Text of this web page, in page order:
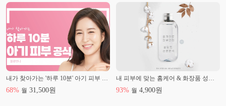
내가 찾아가는 '하루 10분' 아기 피부 공식
68% 월 31,500원
내 피부에 맞는 홈케어 & 화장품 성분분석
93% 월 4,900원